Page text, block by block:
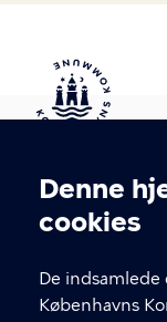
Denne
cookies
De
Københavns
Kontakt
T
fFind andre
CVR-nummer